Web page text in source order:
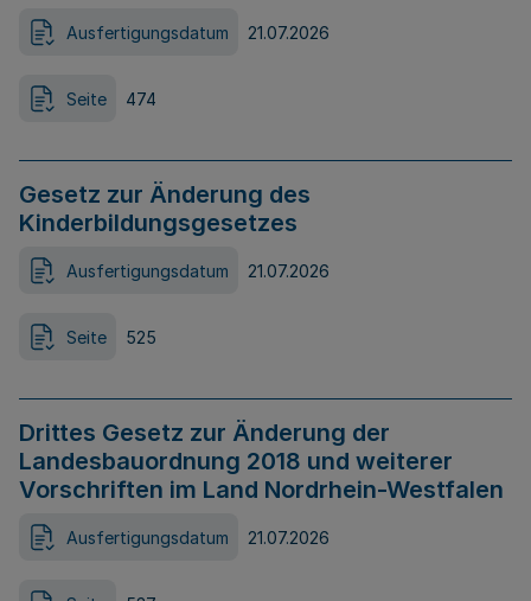
Ausfertigungsdatum 21.07.2026
Seite 474
Gesetz zur Änderung des
Kinderbildungsgesetzes
Ausfertigungsdatum 21.07.2026
Seite 525
Drittes Gesetz zur Änderung der
Landesbauordnung 2018 und weiterer
Vorschriften im Land Nordrhein-Westfalen
Ausfertigungsdatum 21.07.2026